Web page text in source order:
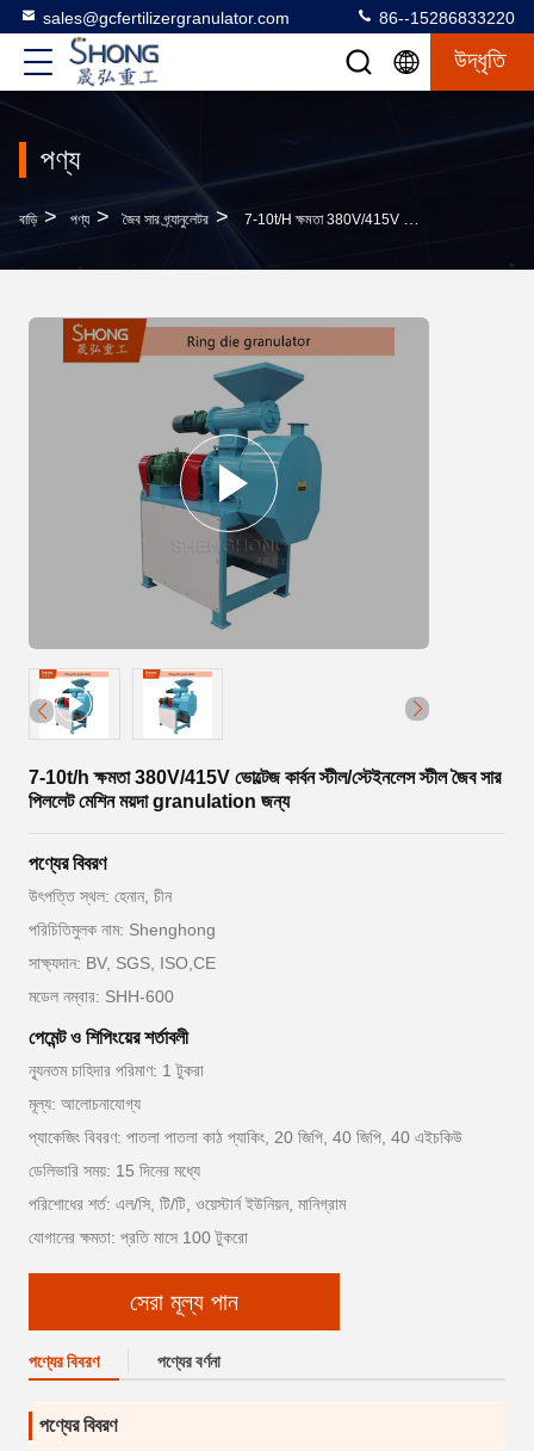
sales@gcfertilizergranulator.com 86--15286833220
উদ্ধৃতি
পণ্য
বাড়ি > পণ্য > জৈব সার গ্র্যানুলেটর > 7-10t/h ক্ষমতা 380V/415V ভোল্টেজ কার্বন স্টীল/স্টেইনলেস স্টীল জৈব সার পিললেট মেশিন ময়দা Granulation জন্য
7-10t/h ক্ষমতা 380V/415V ভোল্টেজ কার্বন স্টীল/স্টেইনলেস স্টীল জৈব সার
পিললেট মেশিন ময়দা granulation জন্য
পণ্যের বিবরণ
উৎপত্তি স্থল: হেনান, চীন
পরিচিতিমুলক নাম: Shenghong
সাক্ষ্যদান: BV, SGS, ISO,CE
মডেল নম্বার: SHH-600
পেমেন্ট ও শিপিংয়ের শর্তাবলী
ন্যূনতম চাহিদার পরিমাণ: 1 টুকরা
মূল্য: আলোচনাযোগ্য
প্যাকেজিং বিবরণ: পাতলা পাতলা কাঠ প্যাকিং, 20 জিপি, 40 জিপি, 40 এইচকিউ
ডেলিভারি সময়: 15 দিনের মধ্যে
পরিশোধের শর্ত: এল/সি, টি/টি, ওয়েস্টার্ন ইউনিয়ন, মানিগ্রাম
যোগানের ক্ষমতা: প্রতি মাসে 100 টুকরো
সেরা মূল্য পান
পণ্যের বিবরণ পণ্যের বর্ণনা
পণ্যের বিবরণ